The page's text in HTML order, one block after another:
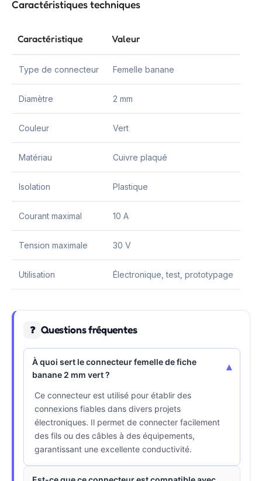
Caractéristiques techniques
Caractéristique Valeur
Type de connecteur Femelle banane
Diamètre 2 mm
Couleur Vert
Matériau Cuivre plaqué
Isolation Plastique
Courant maximal 10 A
Tension maximale 30 V
Utilisation Électronique, test, prototypage
❓ Questions fréquentes
À quoi sert le connecteur femelle de fiche
banane 2 mm vert ?
▾
Ce connecteur est utilisé pour établir des
connexions fiables dans divers projets
électroniques. Il permet de connecter facilement
des fils ou des câbles à des équipements,
garantissant une excellente conductivité.